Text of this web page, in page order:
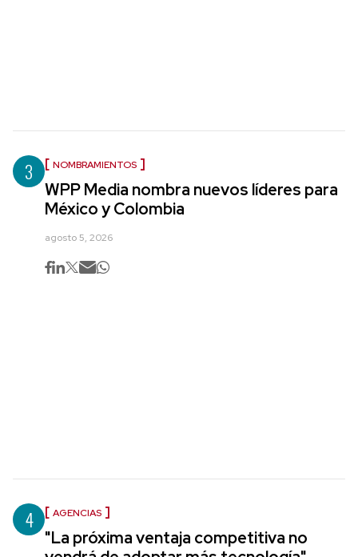
3 NOMBRAMIENTOS
WPP Media nombra nuevos líderes para
México y Colombia
agosto 5, 2026
4 AGENCIAS
"La próxima ventaja competitiva no